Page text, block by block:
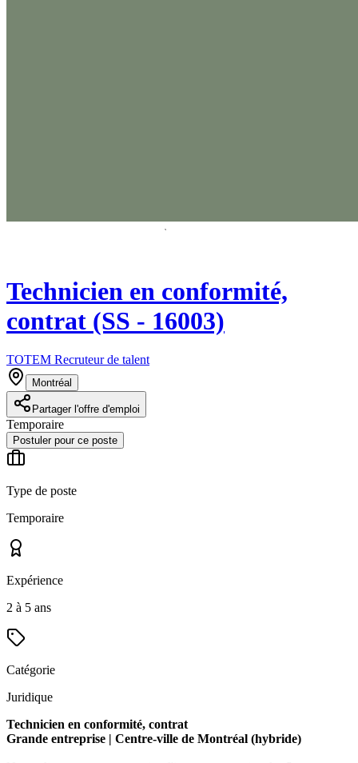
Technicien en conformité,
contrat (SS - 16003)
TOTEM Recruteur de talent
Montréal
Partager l'offre d'emploi
Temporaire
Postuler pour ce poste
Type de poste
Temporaire
Expérience
2 à 5 ans
Catégorie
Juridique
Technicien en conformité, contrat
Grande entreprise | Centre-ville de Montréal (hybride)